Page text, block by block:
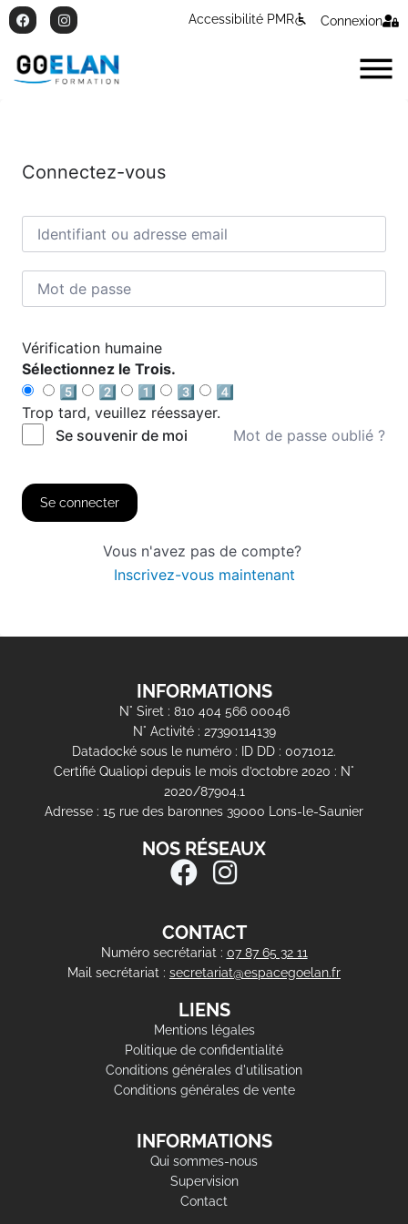
Accessibilité PMR Connexion
Connectez-vous
Vérification humaine
Sélectionnez le Trois.
5️⃣
2️⃣ 1️⃣ 3️⃣
4️⃣
Trop tard, veuillez réessayer.
Se souvenir de moi
Mot de passe oublié ?
Se connecter
Vous n'avez pas de compte?
Inscrivez-vous maintenant
INFORMATIONS
N° Siret : 810 404 566 00046
N° Activité : 27390114139
Datadocké sous le numéro : ID DD : 0071012.
Certifié Qualiopi depuis le mois d’octobre 2020 : N°
2020/87904.1
Adresse : 15 rue des baronnes 39000 Lons-le-Saunier
NOS RÉSEAUX
CONTACT
Numéro secrétariat : 07 87 65 32 11
Mail secrétariat : secretariat@espacegoelan.fr
LIENS
Mentions légales
Politique de confidentialité
Conditions générales d'utilisation
Conditions générales de vente
INFORMATIONS
Qui sommes-nous
Supervision
Contact